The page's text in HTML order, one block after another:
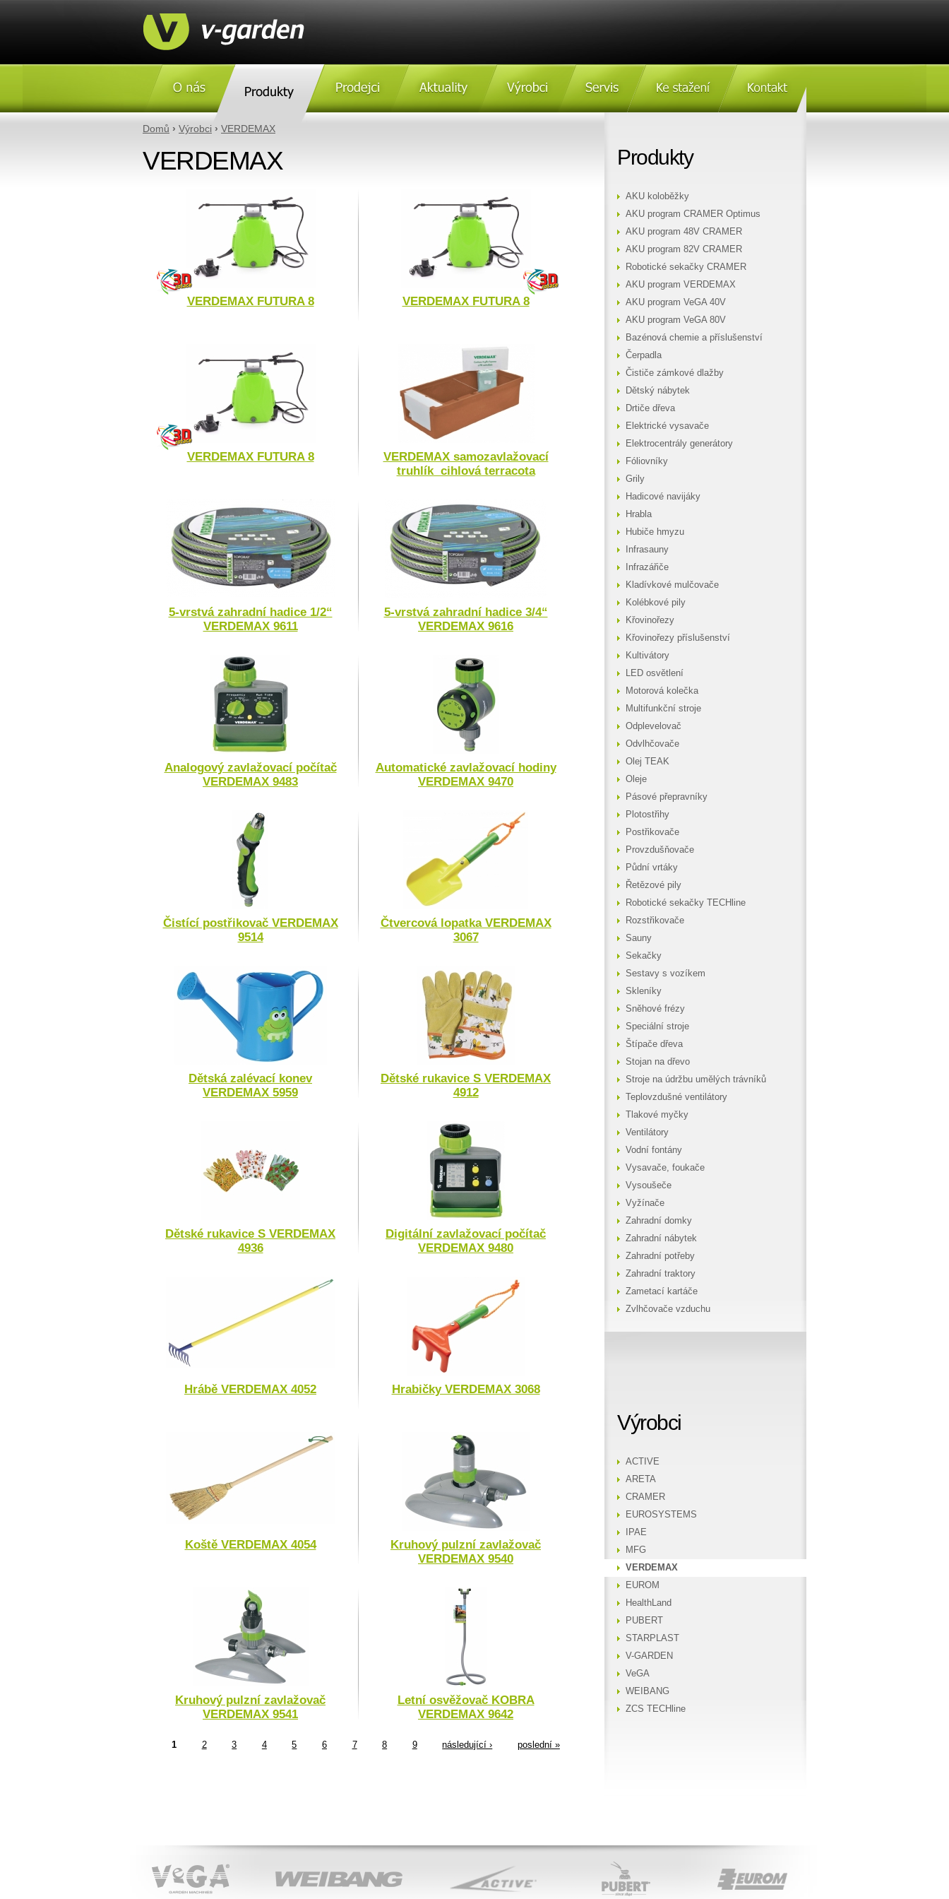
Domů › Výrobci › VERDEMAX
VERDEMAX
VERDEMAX FUTURA 8 VERDEMAX FUTURA 8
VERDEMAX FUTURA 8
VERDEMAX samozavlažovací
truhlík cihlová terracota
5-vrstvá zahradní hadice 1/2“
VERDEMAX 9611
5-vrstvá zahradní hadice 3/4“
VERDEMAX 9616
Analogový zavlažovací počítač
VERDEMAX 9483
Automatické zavlažovací hodiny
VERDEMAX 9470
Čistící postřikovač VERDEMAX
9514
Čtvercová lopatka VERDEMAX
3067
Dětská zalévací konev
VERDEMAX 5959
Dětské rukavice S VERDEMAX
4912
Dětské rukavice S VERDEMAX
4936
Digitální zavlažovací počítač
VERDEMAX 9480
Hrábě VERDEMAX 4052 Hrabičky VERDEMAX 3068
Koště VERDEMAX 4054
Kruhový pulzní zavlažovač
VERDEMAX 9540
Kruhový pulzní zavlažovač
VERDEMAX 9541
Letní osvěžovač KOBRA
VERDEMAX 9642
1 2 3 4 5 6 7 8 9 následující › poslední »
Produkty
AKU koloběžky
AKU program CRAMER Optimus
AKU program 48V CRAMER
AKU program 82V CRAMER
Robotické sekačky CRAMER
AKU program VERDEMAX
AKU program VeGA 40V
AKU program VeGA 80V
Bazénová chemie a příslušenství
Čerpadla
Čističe zámkové dlažby
Dětský nábytek
Drtiče dřeva
Elektrické vysavače
Elektrocentrály generátory
Fóliovníky
Grily
Hadicové navijáky
Hrabla
Hubiče hmyzu
Infrasauny
Infrazářiče
Kladívkové mulčovače
Kolébkové pily
Křovinořezy
Křovinořezy příslušenství
Kultivátory
LED osvětlení
Motorová kolečka
Multifunkční stroje
Odplevelovač
Odvlhčovače
Olej TEAK
Oleje
Pásové přepravníky
Plotostřihy
Postřikovače
Provzdušňovače
Půdní vrtáky
Řetězové pily
Robotické sekačky TECHline
Rozstřikovače
Sauny
Sekačky
Sestavy s vozíkem
Skleníky
Sněhové frézy
Speciální stroje
Štípače dřeva
Stojan na dřevo
Stroje na údržbu umělých trávníků
Teplovzdušné ventilátory
Tlakové myčky
Ventilátory
Vodní fontány
Vysavače, foukače
Vysoušeče
Vyžínače
Zahradní domky
Zahradní nábytek
Zahradní potřeby
Zahradní traktory
Zametací kartáče
Zvlhčovače vzduchu
Výrobci
ACTIVE
ARETA
CRAMER
EUROSYSTEMS
IPAE
MFG
VERDEMAX
EUROM
HealthLand
PUBERT
STARPLAST
V-GARDEN
VeGA
WEIBANG
ZCS TECHline
O nás Produkty Prodejci Aktulity Výrobci Servis Ke stažení Kontakt